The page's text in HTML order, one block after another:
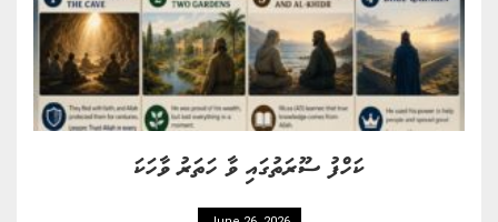
ކަހްފު ސޫރަތުގައި ވާ ހަތަރު ވާހަކަ